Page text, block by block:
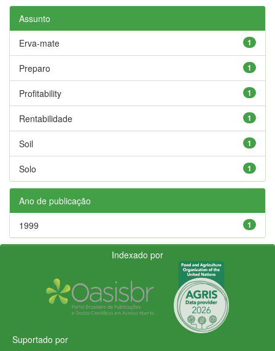
Assunto
1
Erva-mate
1
Preparo
1
Profitability
1
Rentabilidade
1
Soil
1
Solo
Ano de publicação
1
1999
Indexado por
Suportado por